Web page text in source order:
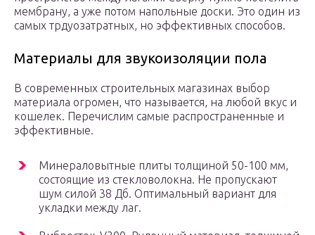
мембрану, а уже потом напольные доски. Это один из
самых трдуозатратных, но эффективных способов.
Материалы для звукоизоляции пола
В современных строительных магазинах выбор
материала огромен, что называется, на любой вкус и
кошелек. Перечислим самые распространенные и
эффективные.
Минераловытные плиты толщиной 50-100 мм,
состоящие из стекловолокна. Не пропускают
шум силой 38 Дб. Оптимальный вариант для
укладки между лаг.